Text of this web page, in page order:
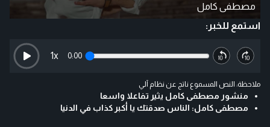
مصطفى كامل
استمع للخبر:
0:00
1x
ملاحظة: النص المسموع ناتج عن نظام آلي
منشور مصطفى كامل يثير تفاعلا واسعا
مصطفى كامل: الناس صدقتك يا أكبر كذاب في الدنيا